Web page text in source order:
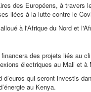
des Européens, à travers
liées à la lutte contre le
à l'Afrique du Nord et
financera des projets liés au
électriques au Mali et
d’euros qui seront investis
au Kenya.